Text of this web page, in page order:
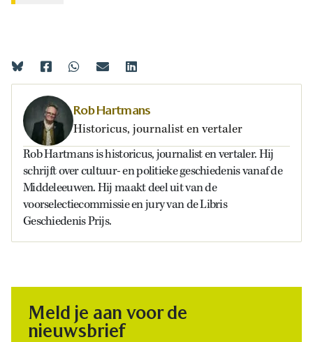
Rob Hartmans
Historicus, journalist en vertaler
Rob Hartmans is historicus, journalist en vertaler. Hij
schrijft over cultuur- en politieke geschiedenis vanaf de
Middeleeuwen. Hij maakt deel uit van de
voorselectiecommissie en jury van de Libris
Geschiedenis Prijs.
Meld je aan voor de
nieuwsbrief